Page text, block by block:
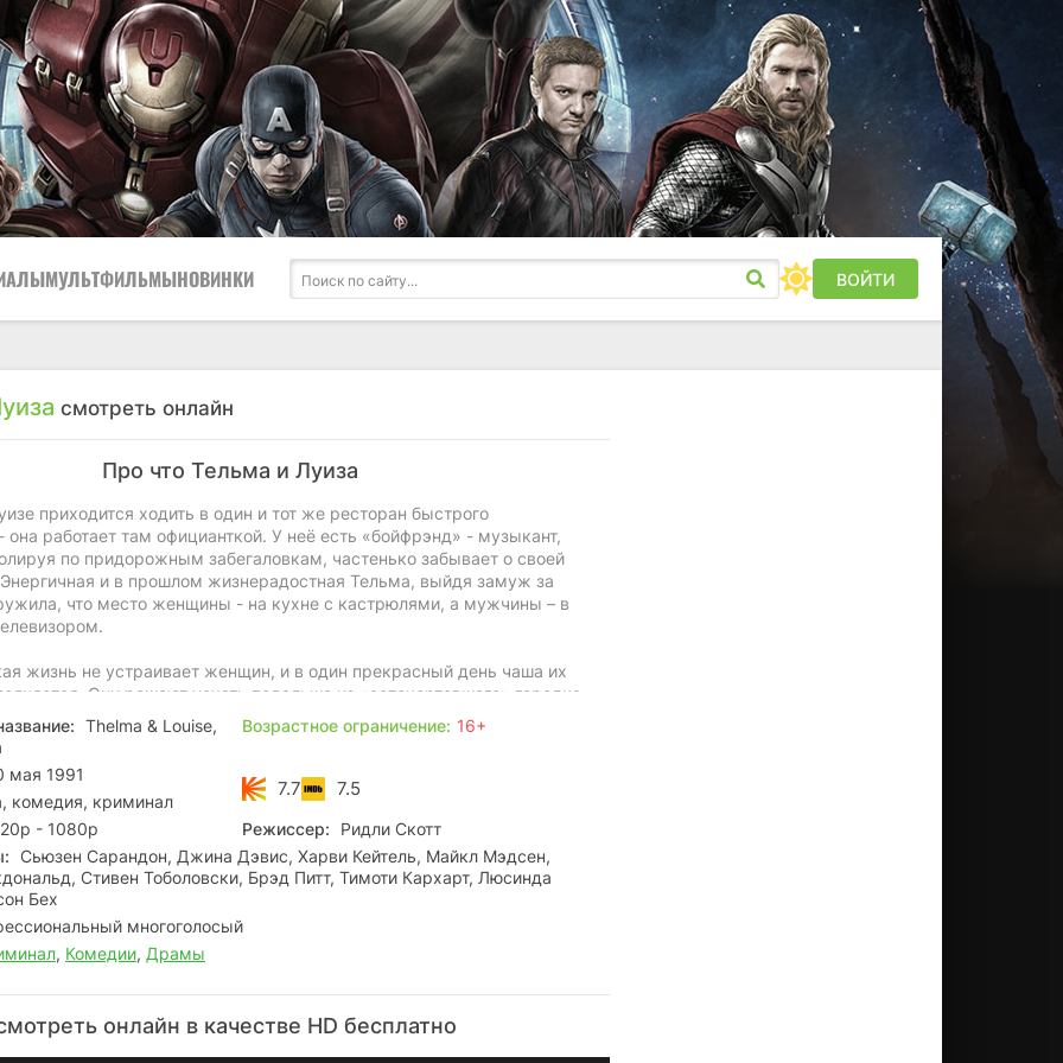
МУЛЬТФИЛЬМЫНОВИНКИ ВОЙТИ
смотреть онлайн
Про что Тельма и Луиза
приходится ходить в один и тот же ресторан быстрого
она работает там официанткой. У неё есть «бойфрэнд» - музыкант,
по придорожным забегаловкам, частенько забывает о своей
и в прошлом жизнерадостная Тельма, выйдя замуж за
что место женщины - на кухне с кастрюлями, а мужчины – в
жизнь не устраивает женщин, и в один прекрасный день чаша их
Они решают уехать подальше из «осточертевшего» городка
мужчин. К сожалению, по дороге им приходится совершить
в том числе и убийство. Их объявляют в розыск по всей Америке,
Thelma & Louise,
Возрастное ограничение: 16+
мая 1991
7.7 7.5
комедия, криминал
- 1080p
Режиссер:
Ридли Скотт
Сьюзен Сарандон, Джина Дэвис, Харви Кейтель, Майкл Мэдсен,
Стивен Тоболовски, Брэд Питт, Тимоти Кархарт, Люсинда
Бех
многоголосый
, Комедии, Драмы
онлайн в качестве HD бесплатно